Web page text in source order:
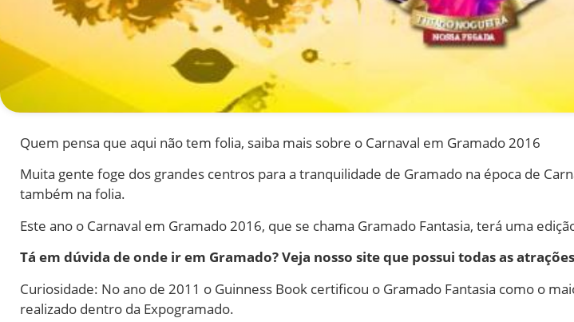
Quem pensa que aqui não tem folia, saiba mais sobre o Carnaval em Gramado 2016
Muita gente foge dos grandes centros para a tranquilidade de Gramado na época de
também na folia.
Este ano o Carnaval em Gramado 2016, que se chama Gramado Fantasia, terá uma
Tá em dúvida de onde ir em Gramado? Veja nosso site que possui todas as
Curiosidade: No ano de 2011 o Guinness Book certificou o Gramado Fantasia como o
realizado dentro da Expogramado.